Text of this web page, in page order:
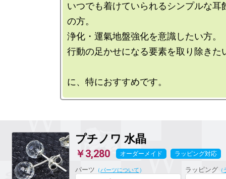
いつでも着けていられるシンプルな耳
の方。
浄化・運氣地盤強化を意識したい方。
行動の足かせになる要素を取り除きた
プチノワ 水晶
￥3,280 オーダーメイド ラッピング対応
パーツ （パーツについて ） ラッピング （